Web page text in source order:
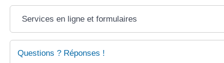
Services en ligne et formulaires
Questions ? Réponses !